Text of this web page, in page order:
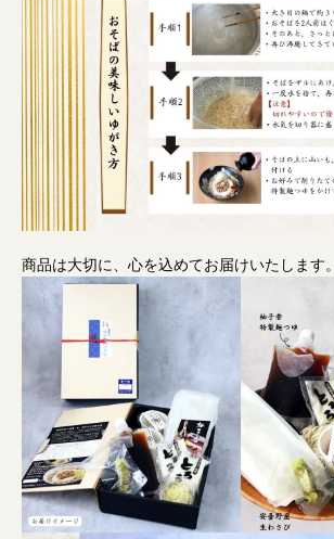
商品は大切に、心を込めてお届けいたします。